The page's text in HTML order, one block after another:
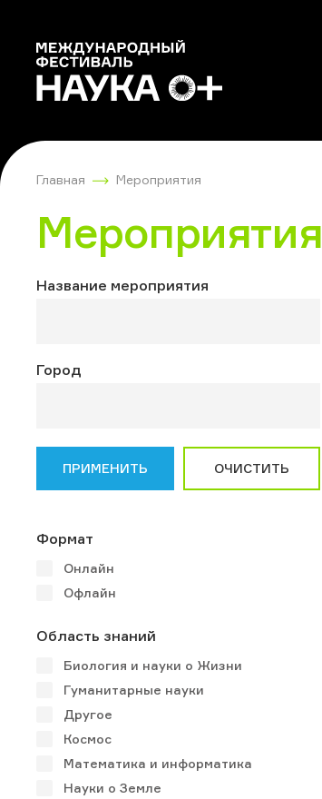
Главная Мероприятия
Мероприятия
Название мероприятия
Город
ПРИМЕНИТЬ ОЧИСТИТЬ
Формат
Онлайн
Офлайн
Область знаний
Биология и науки о Жизни
Гуманитарные науки
Другое
Космос
Математика и информатика
Науки о Земле